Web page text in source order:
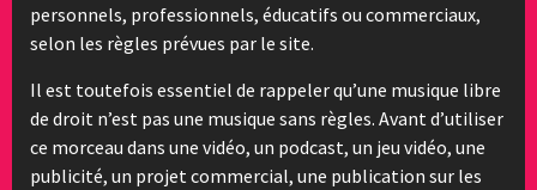
personnels, professionnels, éducatifs ou commerciaux,
selon les règles prévues par le site.
Il est toutefois essentiel de rappeler qu’une musique libre
de droit n’est pas une musique sans règles. Avant d’utiliser
ce morceau dans une vidéo, un podcast, un jeu vidéo, une
publicité, un projet commercial, une publication sur les